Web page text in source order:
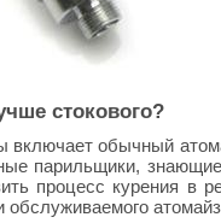
стокового?
включает обычный
парильщики,
процесс курения в
обслуживаемого